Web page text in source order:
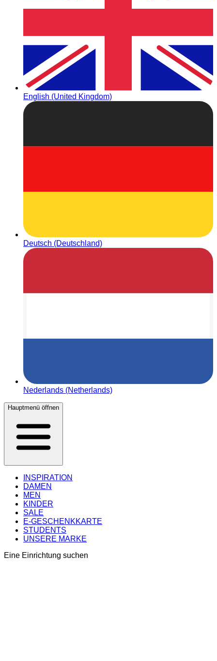
English (United Kingdom)
Deutsch (Deutschland)
Nederlands (Netherlands)
Hauptmenü öffnen
INSPIRATION
DAMEN
MEN
KINDER
SALE
E-GESCHENKKARTE
STUDENTS
UNSERE MARKE
Eine Einrichtung suchen